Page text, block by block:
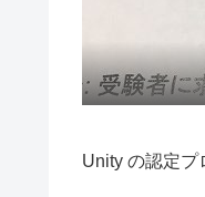
Unity の認定プ